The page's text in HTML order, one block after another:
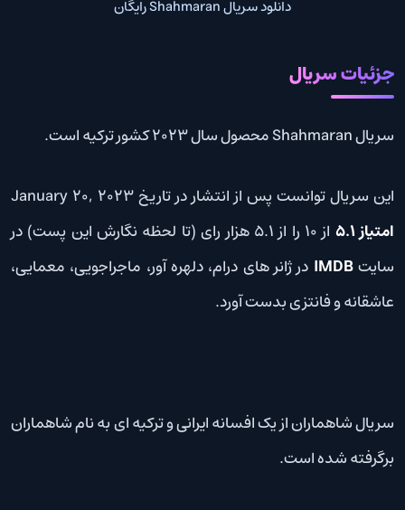
دانلود سریال Shahmaran رایگان
جزئیات سریال
سریال Shahmaran محصول سال 2023 کشور ترکیه است.
این سریال توانست پس از انتشار در تاریخ January 20, 2023
امتیاز 5.1
از 10 را از 5.1 هزار رای (تا لحظه نگارش این پست) در
سایتIMDB در ژانر های درام، دلهره آور، ماجراجویی، معمایی،
عاشقانه و فانتزی بدست آورد.
سریال شاهماران از یک افسانه ایرانی و ترکیه ای به نام شاهماران
برگرفته شده است.